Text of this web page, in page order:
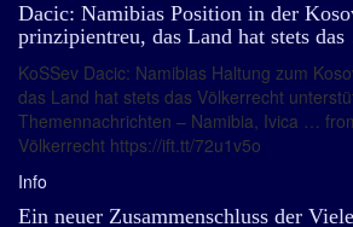
Dacic: Namibias Position in der
prinzipientreu, das Land hat stets
KoSSev Dacic: Namibias Haltung zum
das Land hat stets das Völkerrecht
Themennachrichten – Namibia, Ivica …
Völkerrecht https://ift.tt/72u1v5o
Info
Ein neuer Zusammenschluss der